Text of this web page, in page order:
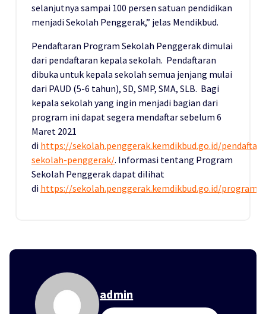
selanjutnya sampai 100 persen satuan pendidikan
menjadi Sekolah Penggerak,” jelas Mendikbud.
Pendaftaran Program Sekolah Penggerak dimulai
dari pendaftaran kepala sekolah. Pendaftaran
dibuka untuk kepala sekolah semua jenjang mulai
dari PAUD (5-6 tahun), SD, SMP, SMA, SLB. Bagi
kepala sekolah yang ingin menjadi bagian dari
program ini dapat segera mendaftar sebelum 6
Maret 2021
di https://sekolah.penggerak.kemdikbud.go.id/
sekolah-penggerak/. Informasi tentang Program
Sekolah Penggerak dapat dilihat
di https://sekolah.penggerak.kemdikbud.go.id/
admin